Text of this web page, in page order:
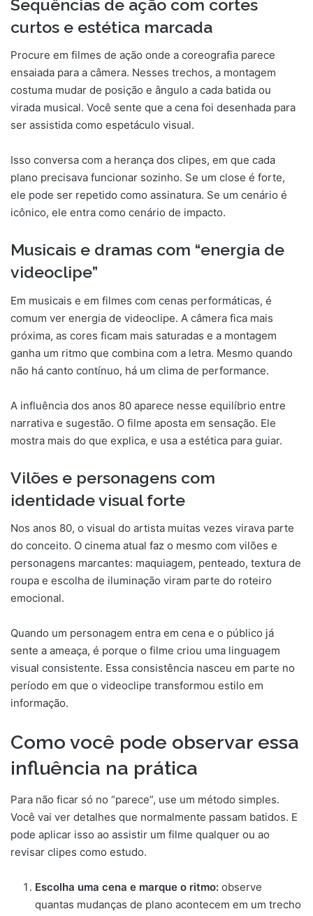
Sequências de ação com cortes
curtos e estética marcada
Procure em filmes de ação onde a coreografia parece
ensaiada para a câmera. Nesses trechos, a montagem
costuma mudar de posição e ângulo a cada batida ou
virada musical. Você sente que a cena foi desenhada para
ser assistida como espetáculo visual.
Isso conversa com a herança dos clipes, em que cada
plano precisava funcionar sozinho. Se um close é forte,
ele pode ser repetido como assinatura. Se um cenário é
icônico, ele entra como cenário de impacto.
Musicais e dramas com “energia de
videoclipe”
Em musicais e em filmes com cenas performáticas, é
comum ver energia de videoclipe. A câmera fica mais
próxima, as cores ficam mais saturadas e a montagem
ganha um ritmo que combina com a letra. Mesmo quando
não há canto contínuo, há um clima de performance.
A influência dos anos 80 aparece nesse equilíbrio entre
narrativa e sugestão. O filme aposta em sensação. Ele
mostra mais do que explica, e usa a estética para guiar.
Vilões e personagens com
identidade visual forte
Nos anos 80, o visual do artista muitas vezes virava parte
do conceito. O cinema atual faz o mesmo com vilões e
personagens marcantes: maquiagem, penteado, textura de
roupa e escolha de iluminação viram parte do roteiro
emocional.
Quando um personagem entra em cena e o público já
sente a ameaça, é porque o filme criou uma linguagem
visual consistente. Essa consistência nasceu em parte no
período em que o videoclipe transformou estilo em
informação.
Como você pode observar essa
influência na prática
Para não ficar só no “parece”, use um método simples.
Você vai ver detalhes que normalmente passam batidos. E
pode aplicar isso ao assistir um filme qualquer ou ao
revisar clipes como estudo.
Escolha uma cena e marque o ritmo: observe
quantas mudanças de plano acontecem em um trecho